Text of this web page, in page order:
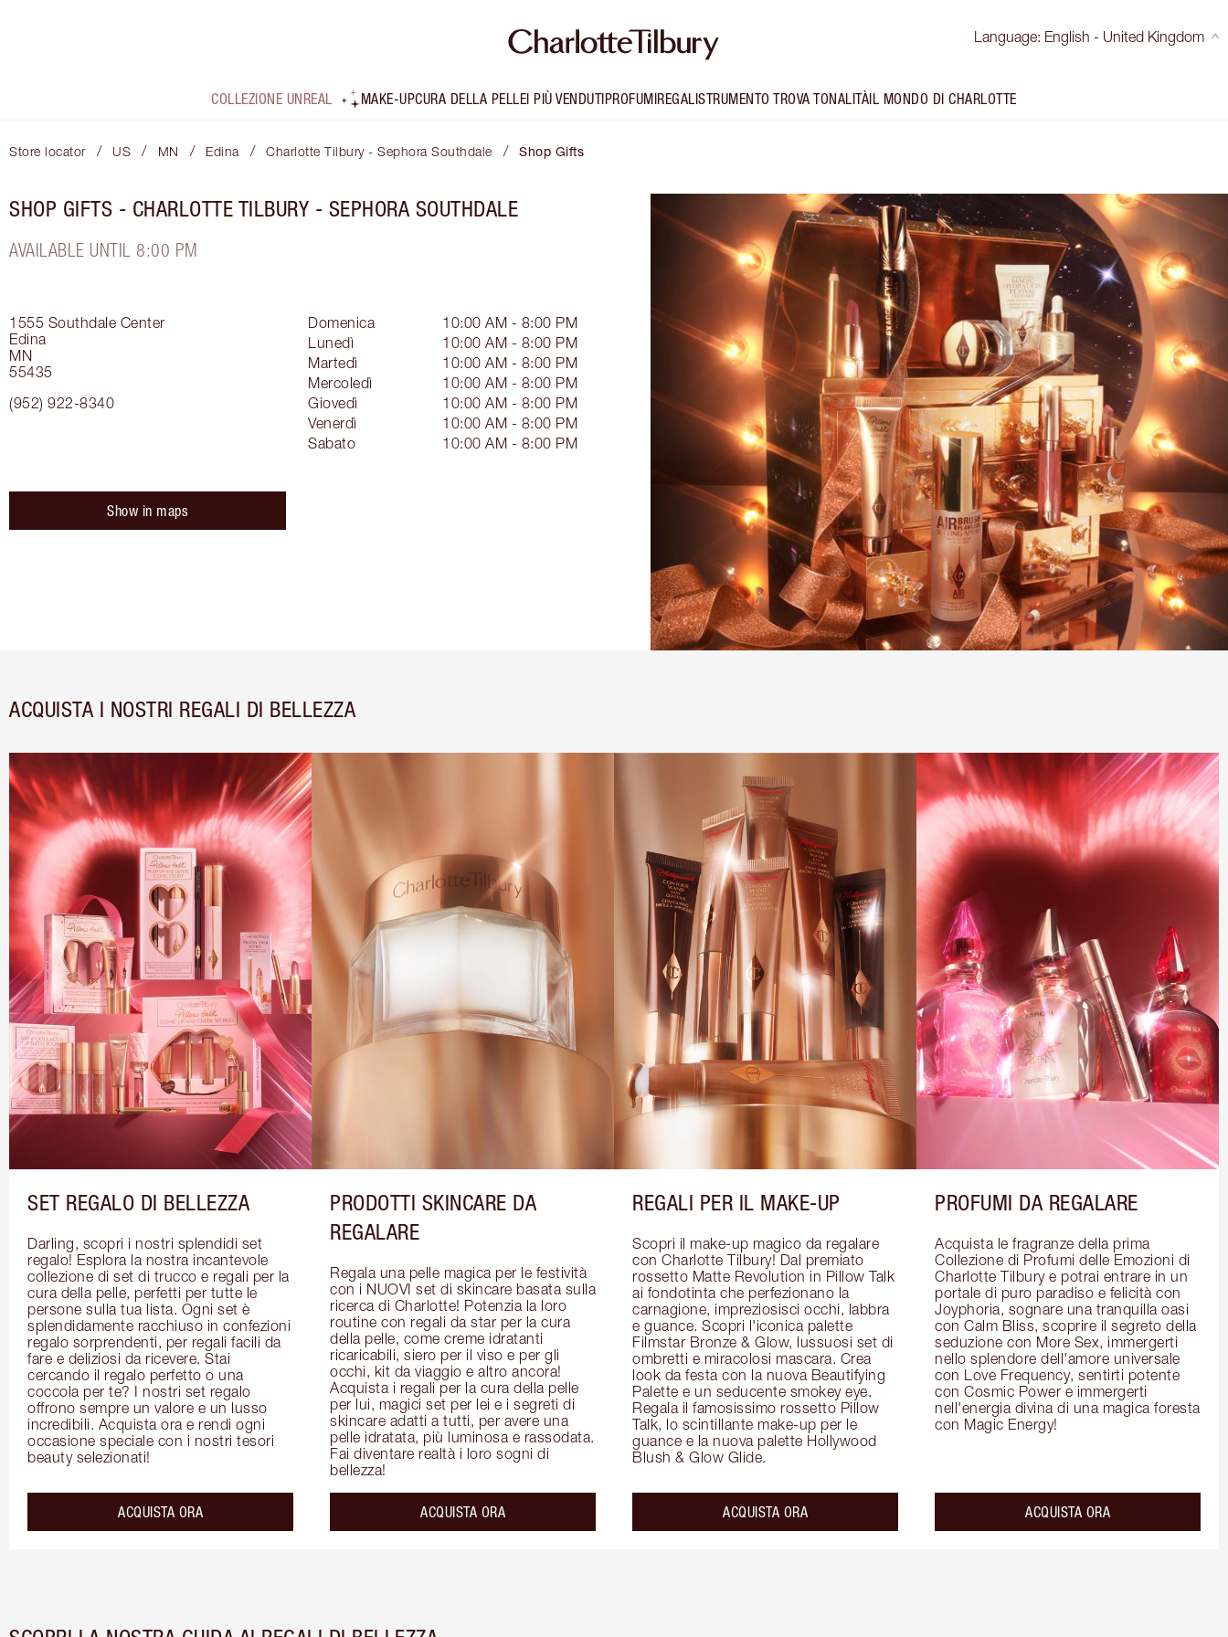
Language: English - United Kingdom
COLLEZIONE UNREAL MAKE-UPCURA DELLA PELLEI PIÙ VENDUTIPROFUMIREGALISTRUMENTO TROVA TONALITÀIL MONDO DI CHARLOTTE
Store locator / US / MN / Edina / Charlotte Tilbury - Sephora Southdale / Shop Gifts
SHOP GIFTS - CHARLOTTE TILBURY - SEPHORA SOUTHDALE
AVAILABLE UNTIL 8:00 PM
1555 Southdale Center
Edina
MN
55435
(952) 922-8340
Domenica
10:00 AM - 8:00 PM
Lunedì
10:00 AM - 8:00 PM
Martedì
10:00 AM - 8:00 PM
Mercoledì
10:00 AM - 8:00 PM
Giovedì
10:00 AM - 8:00 PM
Venerdì
10:00 AM - 8:00 PM
Sabato
10:00 AM - 8:00 PM
Show in maps
ACQUISTA I NOSTRI REGALI DI BELLEZZA
SET REGALO DI BELLEZZA
Darling, scopri i nostri splendidi set
regalo! Esplora la nostra incantevole
collezione di set di trucco e regali per la
cura della pelle, perfetti per tutte le
persone sulla tua lista. Ogni set è
splendidamente racchiuso in confezioni
regalo sorprendenti, per regali facili da
fare e deliziosi da ricevere. Stai
cercando il regalo perfetto o una
coccola per te? I nostri set regalo
offrono sempre un valore e un lusso
incredibili. Acquista ora e rendi ogni
occasione speciale con i nostri tesori
beauty selezionati!
ACQUISTA ORA
PRODOTTI SKINCARE DA
REGALARE
Regala una pelle magica per le festività
con i NUOVI set di skincare basata sulla
ricerca di Charlotte! Potenzia la loro
routine con regali da star per la cura
della pelle, come creme idratanti
ricaricabili, siero per il viso e per gli
occhi, kit da viaggio e altro ancora!
Acquista i regali per la cura della pelle
per lui, magici set per lei e i segreti di
skincare adatti a tutti, per avere una
pelle idratata, più luminosa e rassodata.
Fai diventare realtà i loro sogni di
bellezza!
ACQUISTA ORA
REGALI PER IL MAKE-UP
Scopri il make-up magico da regalare
con Charlotte Tilbury! Dal premiato
rossetto Matte Revolution in Pillow Talk
ai fondotinta che perfezionano la
carnagione, impreziosisci occhi, labbra
e guance. Scopri l'iconica palette
Filmstar Bronze & Glow, lussuosi set di
ombretti e miracolosi mascara. Crea
look da festa con la nuova Beautifying
Palette e un seducente smokey eye.
Regala il famosissimo rossetto Pillow
Talk, lo scintillante make-up per le
guance e la nuova palette Hollywood
Blush & Glow Glide.
ACQUISTA ORA
PROFUMI DA REGALARE
Acquista le fragranze della prima
Collezione di Profumi delle Emozioni di
Charlotte Tilbury e potrai entrare in un
portale di puro paradiso e felicità con
Joyphoria, sognare una tranquilla oasi
con Calm Bliss, scoprire il segreto della
seduzione con More Sex, immergerti
nello splendore dell'amore universale
con Love Frequency, sentirti potente
con Cosmic Power e immergerti
nell'energia divina di una magica foresta
con Magic Energy!
ACQUISTA ORA